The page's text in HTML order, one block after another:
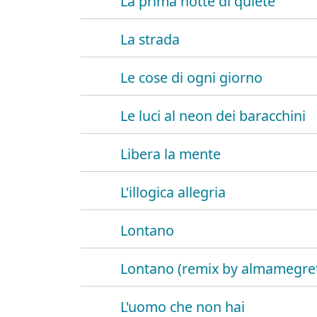
La strada
Le cose di ogni giorno
Le luci al neon dei baracchini
Libera la mente
L'illogica allegria
Lontano
Lontano (remix by
L'uomo che non hai